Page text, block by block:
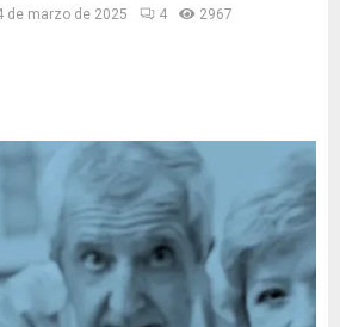
de marzo de 2025 4 2967